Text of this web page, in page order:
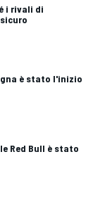
i rivali di
è stato l'inizio
Red Bull è stato